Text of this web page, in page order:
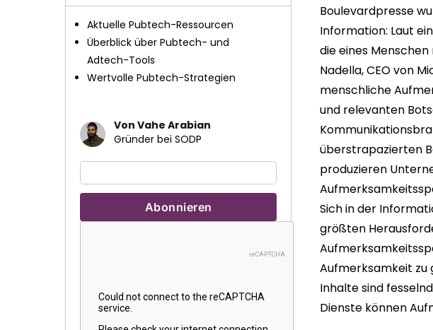
Aktuelle Pubtech-Ressourcen
Überblick über Pubtech- und
Adtech-Tools
Wertvolle Pubtech-Strategien
Von Vahe Arabian
Gründer bei SODP
Boulevardpresse
Information: Laut
die eines
Nadella, CEO von
menschliche
und relevanten
überstrapazierten
produzieren
Sich in der
größten
Aufmerksamkeit zu
Inhalte sind
Dienste können